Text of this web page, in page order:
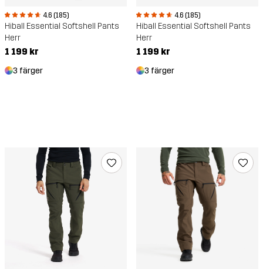
4.6 (185)
Hiball Essential Softshell Pants
Herr
1 199 kr
3 färger
4.6 (185)
Hiball Essential Softshell Pants
Herr
1 199 kr
3 färger